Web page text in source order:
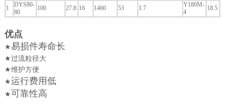
1
DYS80-
80
100 27.8 16 1460 53 1.7
Y180M-
4
18.5
优点
★易损件寿命长
★过流粒径大
★维护方便
★运行费用低
★可靠性高